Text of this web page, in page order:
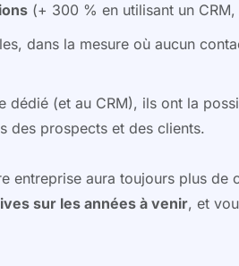
(+ 300 % en utilisant un CRM,
dans la mesure où aucun
dédié (et au CRM), ils ont la
des prospects et des clients.
entreprise aura toujours plus
sur les années à venir, et